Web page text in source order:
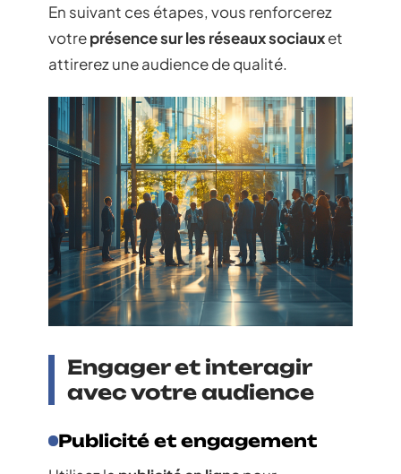
En suivant ces étapes, vous renforcerez
votreprésence sur les réseaux sociauxet
attirerez une audience de qualité.
Engager et interagir
avec votre audience
Publicité et engagement